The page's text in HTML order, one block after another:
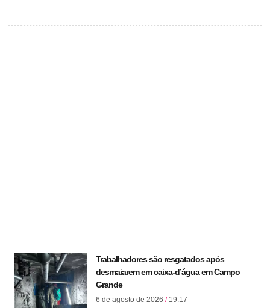
Trabalhadores são resgatados após
desmaiarem em caixa-d’água em Campo
Grande
6 de agosto de 2026 19:17